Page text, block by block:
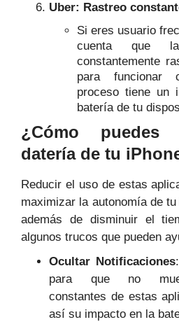
Uber: Rastreo
Si eres usuario
cuenta que
constantemente
para funcionar
proceso tiene un
batería de tu
¿Cómo puedes
datería de tu
Reducir el uso de estas
maximizar la autonomía de
además de disminuir el
algunos trucos que pueden
Ocultar Notificaciones
para que no
constantes de estas
así su impacto en la